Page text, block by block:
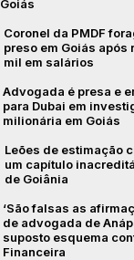
Goiás
Coronel da PMDF
preso em Goiás após
mil em salários
Advogada é presa e
para Dubai em
milionária em Goiás
Leões de estimação
um capítulo
de Goiânia
‘São falsas as
de advogada de
suposto esquema
Financeira